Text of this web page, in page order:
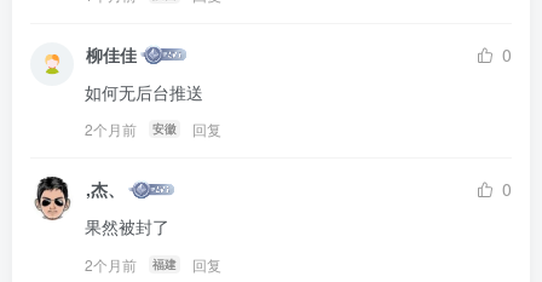
柳佳佳
0
如何无后台推送
2个月前 安徽 回复
,杰、
0
果然被封了
2个月前 福建 回复